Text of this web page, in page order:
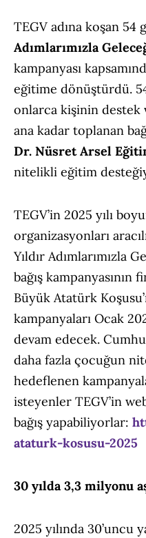
TEGV adına koşan
Adımlarımızla
kampanyası
eğitime dönüştürdü. 54
onlarca kişinin destek
ana kadar toplanan
Dr. Nüsret Arsel
nitelikli eğitim
TEGV’in 2025 yılı
organizasyonları
Yıldır Adımlarımızla
bağış
Büyük Atatürk
kampanyaları Ocak
devam edecek.
daha fazla çocuğun
hedeflenen
isteyenler TEGV’in
bağış yapabiliyorlar:
ataturk-kosusu-2025
30 yılda 3,3 milyonu
2025 yılında 30’uncu